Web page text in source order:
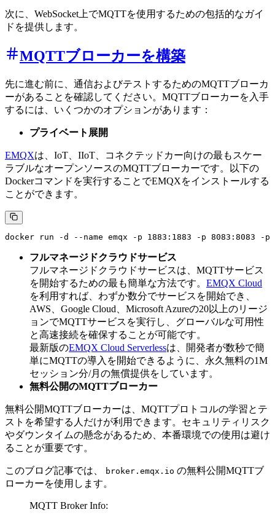
次に、WebSocket上でMQTTを使用するための包括的なガイ
ドを提供します。
MQTTブローカーを構築
先に進む前に、通信およびテストするためのMQTTブローカ
ーがあることを確認してください。MQTTブローカーを入手
するには、いくつかのオプションがあります：
プライベート展開
EMQXは、IoT、IIoT、コネクテッドカー向けの最もスケー
ラブルなオープンソースのMQTTブローカーです。以下の
Dockerコマンドを実行することでEMQXをインストールする
ことができます。
フルマネージドクラウドサービス
フルマネージドクラウドサービスは、MQTTサービス
を開始するための最も簡単な方法です。 EMQX Cloud
を利用すれば、わずか数分でサービスを開始でき、
AWS、Google Cloud、Microsoft Azureの20以上のリージ
ョンでMQTTサービスを実行し、グローバルな可用性
と高速接続を確保することが可能です。
最新版のEMQX Cloud Serverlessは、開発者が数秒で簡
単にMQTTの導入を開始できるように、永久無料の1M
セッション分/月の無償提供をしています。
無料公開のMQTTブローカー
無料公開MQTTブローカーは、MQTTプロトコルの学習とテ
ストを希望する人だけが利用できます。セキュリティリスク
やダウンタイムの懸念があるため、本番環境での使用は避け
ることが重要です。
このブログ記事では、 broker.emqx.io の無料公開MQTTブ
ローカーを使用します。
MQTT Broker Info: